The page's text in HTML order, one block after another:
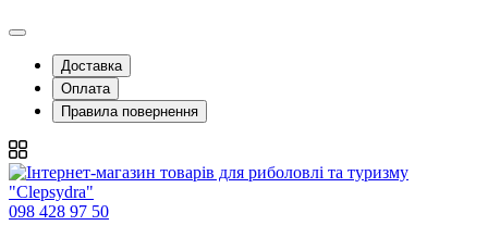
Доставка
Оплата
Правила повернення
098 428 97 50